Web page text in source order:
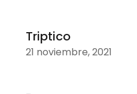
Triptico
21 noviembre, 2021